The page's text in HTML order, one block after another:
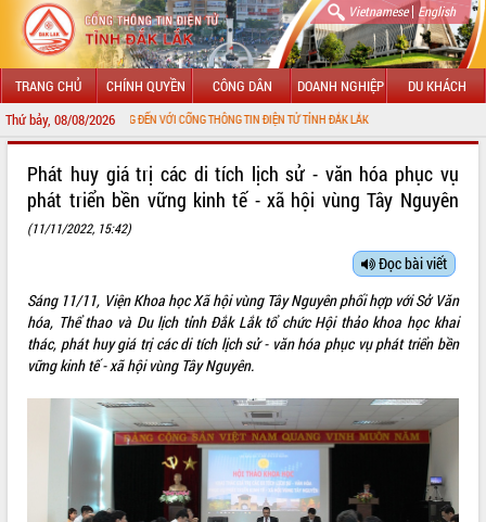
Vietnamese| English
TRANG CHỦ CHÍNH QUYỀN CÔNG DÂN DOANH NGHIỆP DU KHÁCH
Thứ bảy, 08/08/2026
MỪNG ĐẾN VỚI CỔNG THÔNG TIN ĐIỆN TỬ TỈNH ĐẮK LẮK
LÃNH ĐẠO UBND TỈNH
SỞ, BAN, NGÀNH
UBND CÁC XÃ, PHƯỜNG
HỆ THỐNG VĂN BẢN
VĂN BẢN HĐND TỈNH
ĐIỂM TIN VĂN BẢN
Phát huy giá trị các di tích lịch sử - văn hóa phục vụ
phát triển bền vững kinh tế - xã hội vùng Tây Nguyên
(11/11/2022, 15:42)
Đọc bài viết
Sáng 11/11, Viện Khoa học Xã hội vùng Tây Nguyên phối hợp với Sở Văn
hóa, Thể thao và Du lịch tỉnh Đắk Lắk tổ chức Hội thảo khoa học khai
thác, phát huy giá trị các di tích lịch sử - văn hóa phục vụ phát triển bền
vững kinh tế - xã hội vùng Tây Nguyên.